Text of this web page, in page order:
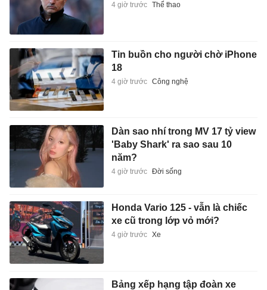
4 giờ trước Thể thao
Tin buồn cho người chờ iPhone
18
4 giờ trước Công nghệ
Dàn sao nhí trong MV 17 tỷ view
'Baby Shark' ra sao sau 10
năm?
4 giờ trước Đời sống
Honda Vario 125 - vẫn là chiếc
xe cũ trong lớp vỏ mới?
4 giờ trước Xe
Bảng xếp hạng tập đoàn xe